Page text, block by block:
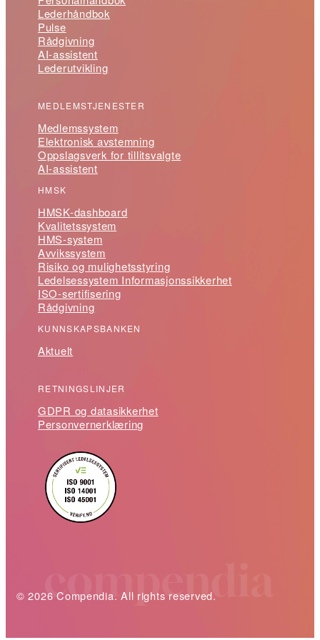
Lederhåndbok
Pulse
Rådgivning
AI-assistent
Lederutvikling
MEDLEMSTJENESTER
Medlemssystem
Elektronisk avstemning
Oppslagsverk for tillitsvalgte
AI-assistent
HMSK
HMSK-dashboard
Kvalitetssystem
HMS-system
Avvikssystem
Risiko og mulighetsstyring
Ledelsessystem Informasjonssikkerhet
ISO-sertifisering
Rådgivning
KUNNSKAPSBANKEN
Aktuelt
RETNINGSLINJER
GDPR og datasikkerhet
Personvernerklæring
© 2026 Compendia. All rights reserved.